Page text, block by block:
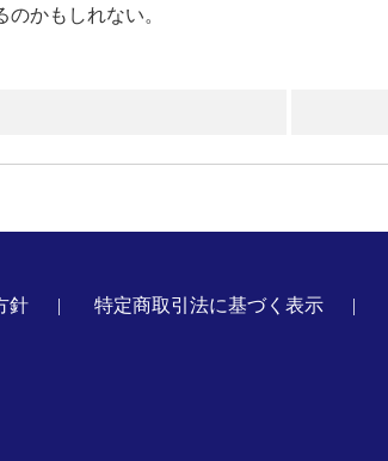
かもしれない。
針 特定商取引法に基づく表示